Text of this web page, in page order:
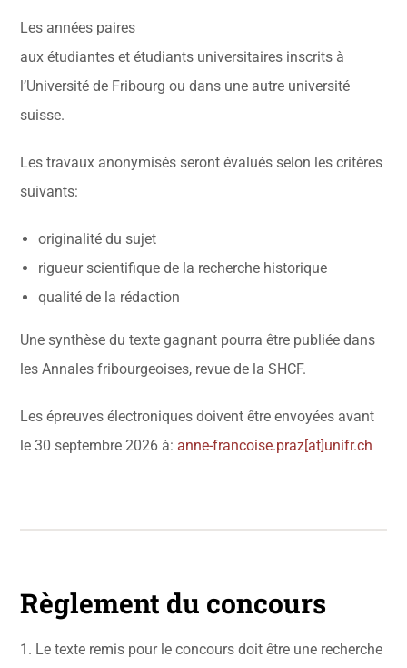
Les années paires
auxétudiantes etétudiants universitaires inscrits à
l’Université de Fribourg ou dans une autre université
suisse.
Les travaux anonymisés seront évalués selon les critères
suivants:
originalité du sujet
rigueur scientifique de la recherche historique
qualité de la rédaction
Une synthèse du texte gagnant pourra être publiée dans
les Annales fribourgeoises, revue de la SHCF.
Les épreuves électroniques doivent être envoyées avant
le 30 septembre 2026 à: anne-francoise.praz[at]unifr.ch
Règlement du concours
1. Le texte remis pour le concours doit être une recherche